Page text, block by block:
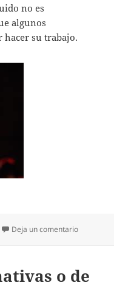
no es
algunos
hacer su trabajo.
Deja un comentarioen
o de